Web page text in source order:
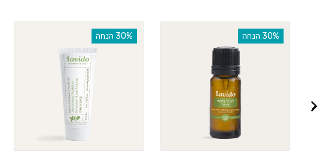
‫30% הנחה ‫30% הנחה